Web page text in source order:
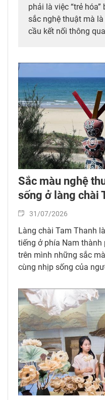
phải là việc “trẻ
sắc nghệ thuật mà
cầu kết nối thông
Sắc màu nghệ
sống ở làng chài
31/07/2026
Làng chài Tam Thanh
tiếng ở phía Nam
trên mình những sắc
cùng nhịp sống của